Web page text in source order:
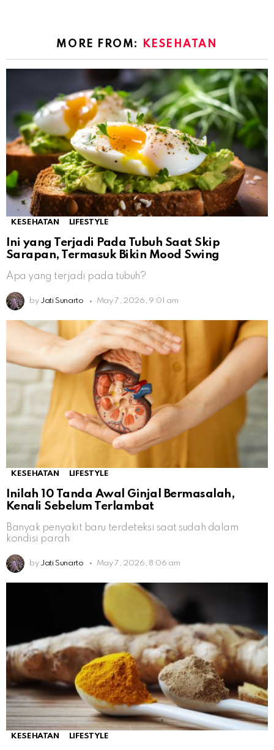
MORE FROM: KESEHATAN
KESEHATAN LIFESTYLE
Ini yang Terjadi Pada Tubuh Saat Skip
Sarapan, Termasuk Bikin Mood Swing
Apa yang terjadi pada tubuh?
by Jati Sunarto May 7, 2026, 9:01 am
KESEHATAN LIFESTYLE
Inilah 10 Tanda Awal Ginjal Bermasalah,
Kenali Sebelum Terlambat
Banyak penyakit baru terdeteksi saat sudah dalam
kondisi parah
by Jati Sunarto May 7, 2026, 8:06 am
KESEHATAN LIFESTYLE